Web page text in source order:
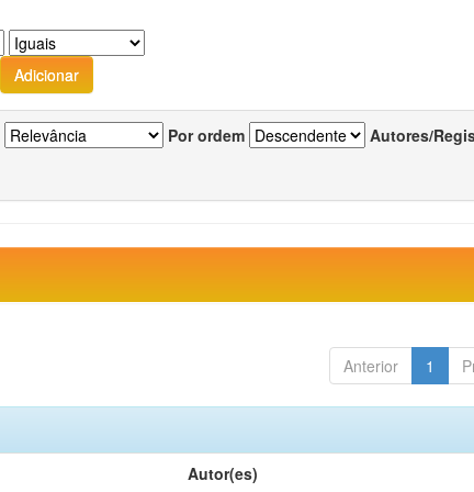
Por ordem Autores/
Anterior 1
Autor(es)